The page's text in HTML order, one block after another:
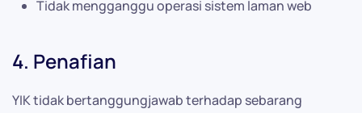
Tidak mengganggu operasi sistem laman web
4. Penafian
YIK tidak bertanggungjawab terhadap sebarang